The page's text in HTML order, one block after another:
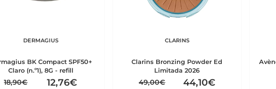
DERMAGIUS
BK Compact SPF50+
Claro (n.º1), 8G - refill
18,90€ 12,76€
CLARINS
Clarins Bronzing Powder Ed
Limitada 2026
49,00€ 44,10€